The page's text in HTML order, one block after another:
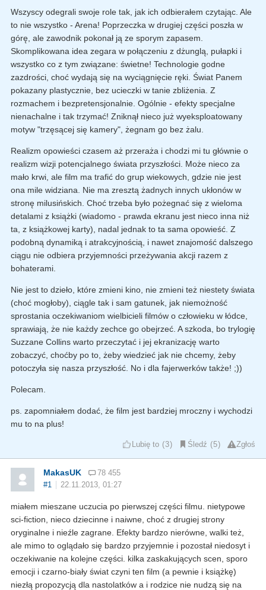
Wszyscy odegrali swoje role tak, jak ich odbierałem czytając. Ale
to nie wszystko - Arena! Poprzeczka w drugiej części poszła w
górę, ale zawodnik pokonał ją ze sporym zapasem.
Skomplikowana idea zegara w połączeniu z dżunglą, pułapki i
wszystko co z tym związane: świetne! Technologie godne
zazdrości, choć wydają się na wyciągnięcie ręki. Świat Panem
pokazany plastycznie, bez ucieczki w tanie zbliżenia. Z
rozmachem i bezpretensjonalnie. Ogólnie - efekty specjalne
nienachalne i tak trzymać! Zniknął nieco już wyeksploatowany
motyw "trzęsącej się kamery", żegnam go bez żalu.
Realizm opowieści czasem aż przeraża i chodzi mi tu głównie o
realizm wizji potencjalnego świata przyszłości. Może nieco za
mało krwi, ale film ma trafić do grup wiekowych, gdzie nie jest
ona mile widziana. Nie ma zresztą żadnych innych ukłonów w
stronę milusińskich. Choć trzeba było pożegnać się z wieloma
detalami z książki (wiadomo - prawda ekranu jest nieco inna niż
ta, z książkowej karty), nadal jednak to ta sama opowieść. Z
podobną dynamiką i atrakcyjnością, i nawet znajomość dalszego
ciągu nie odbiera przyjemności przeżywania akcji razem z
bohaterami.
Nie jest to dzieło, które zmieni kino, nie zmieni też niestety świata
(choć mogłoby), ciągle tak i sam gatunek, jak niemożność
sprostania oczekiwaniom wielbicieli filmów o człowieku w łódce,
sprawiają, że nie każdy zechce go obejrzeć. A szkoda, bo trylogię
Suzzane Collins warto przeczytać i jej ekranizację warto
zobaczyć, choćby po to, żeby wiedzieć jak nie chcemy, żeby
potoczyła się nasza przyszłość. No i dla fajerwerków także! ;))
Polecam.
ps. zapomniałem dodać, że film jest bardziej mroczny i wychodzi
mu to na plus!
Lubię to 3 Śledź 5 Zgłoś
MakasUK
78 455
#1
22.11.2013, 01:27
miałem mieszane uczucia po pierwszej części filmu. nietypowe
sci-fiction, nieco dziecinne i naiwne, choć z drugiej strony
oryginalne i nieźle zagrane. Efekty bardzo nierówne, walki też,
ale mimo to oglądało się bardzo przyjemnie i pozostał niedosyt i
oczekiwanie na kolejne części. kilka zaskakujących scen, sporo
emocji i czarno-biały świat czyni ten film (a pewnie i książkę)
niezłą propozycją dla nastolatków a i rodzice nie nudzą się na